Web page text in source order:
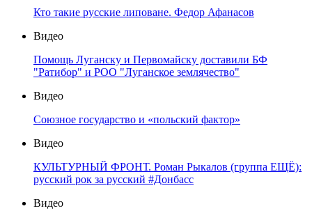
Кто такие русские липоване. Федор Афанасов
Видео
Помощь Луганску и Первомайску доставили БФ
"Ратибор" и РОО "Луганское землячество"
Видео
Союзное государство и «польский фактор»
Видео
КУЛЬТУРНЫЙ ФРОНТ. Роман Рыкалов (группа ЕЩЁ):
русский рок за русский #Донбасс
Видео